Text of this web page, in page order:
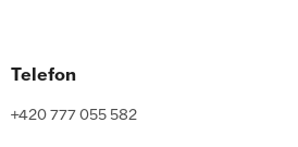
Telefon
+420 777 055 582